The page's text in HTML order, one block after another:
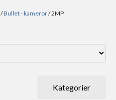
/Bullet - kameror/ 2MP
Kategorier